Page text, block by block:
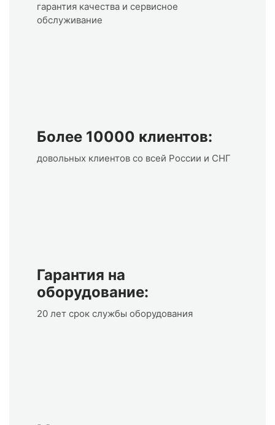
гарантия качества и сервисное
обслуживание
Более 10000 клиентов:
довольных клиентов со всей России и СНГ
Гарантия на
оборудование:
20 лет срок службы оборудования